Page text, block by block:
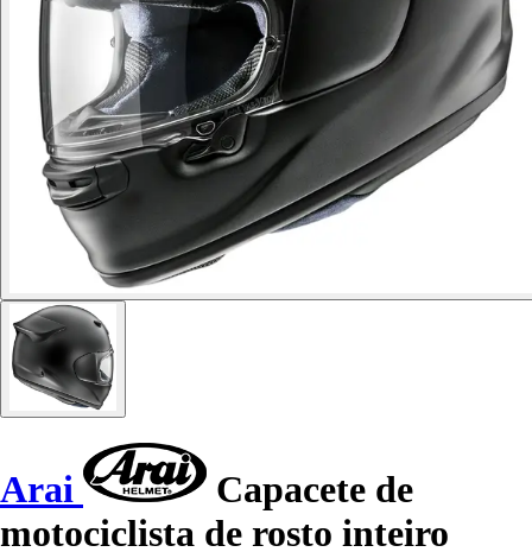
Arai
Capacete de
motociclista de rosto inteiro